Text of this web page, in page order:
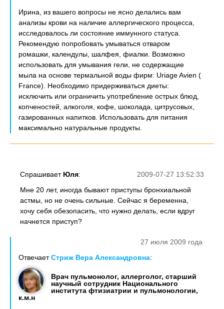
Ирина, из вашего вопросы не ясно делались вам
анализы крови на наличие аллергического процесса,
исследовалось ли состояние иммунного статуса.
Рекомендую попробовать умываться отваром
ромашки, календулы, шалфея, фиалки. Возможно
использовать для умывания гели, не содержащие
мыла на основе термальной воды фирм: Uriage Avien (
France). Необходимо придерживаться диеты:
исключить или ограничить употребление острых блюд,
копченостей, алкоголя, кофе, шоколада, цитрусовых,
газированных напитков. Использовать для питания
максимально натуральные продукты.
2009-07-27 13:52:33
Спрашивает Юля:
Мне 20 лет, иногда бывают приступы бронхиальной
астмы, но не очень сильные. Сейчас я беременна,
хочу себя обезопасить, что нужно делать, если вдруг
начнется приступ?
27 июля 2009 года
ОтвечаетСтриж Вера Александровна:
Врач пульмонолог, аллерголог, старший
научный сотрудник Национального
института фтизиатрии и пульмонологии,
к.м.н